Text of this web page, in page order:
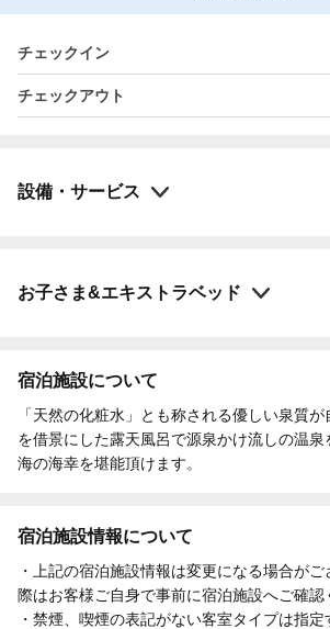
チェックイン
チェックアウト
設備・サービス
お子さま&エキストラベッド
宿泊施設について
「天然の化粧水」とも称される優しい泉質
を借景にした露天風呂で源泉かけ流しの温泉
海の海幸を堪能頂けます。
宿泊施設情報について
・上記の宿泊施設情報は変更になる場合が
際はお客様ご自身で事前に宿泊施設へご確認
・禁煙、喫煙の表記がない客室タイプは指定